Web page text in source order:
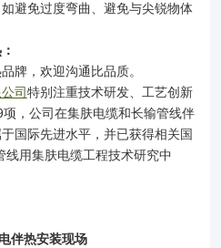
避免过度弯曲、避免与尖锐物体
，欢迎沟通比品质。
司特别注重技术研发、工艺创新
，公司在集肤电缆和长输管线伴
国际先进水平，并已获得相关国
线用集肤电缆工程技术研究中
伴热安装现场